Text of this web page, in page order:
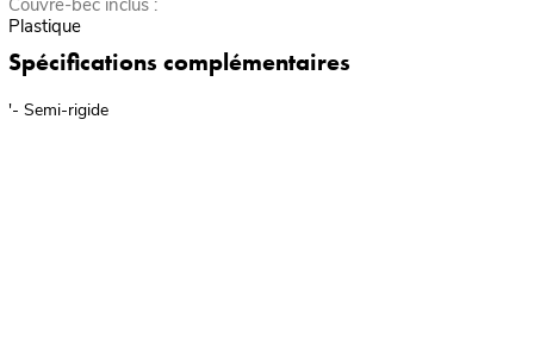
Couvre-bec inclus :
Plastique
Spécifications complémentaires
'- Semi-rigide